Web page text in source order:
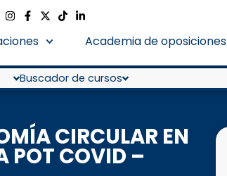
Academia de oposiciones
Buscador de cursos
CIRCULAR EN
POT COVID –